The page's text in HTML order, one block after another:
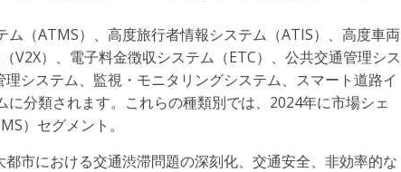
（ATMS）、高度旅行者情報システム（ATIS）、高度車両
V2X）、電子料金徴収システム（ETC）、公共交通管理シス
システム、監視・モニタリングシステム、スマート道路イ
分類されます。これらの種類別では、2024年に市場シェ
）セグメント。
市における交通渋滞問題の深刻化、交通安全、非効率的な